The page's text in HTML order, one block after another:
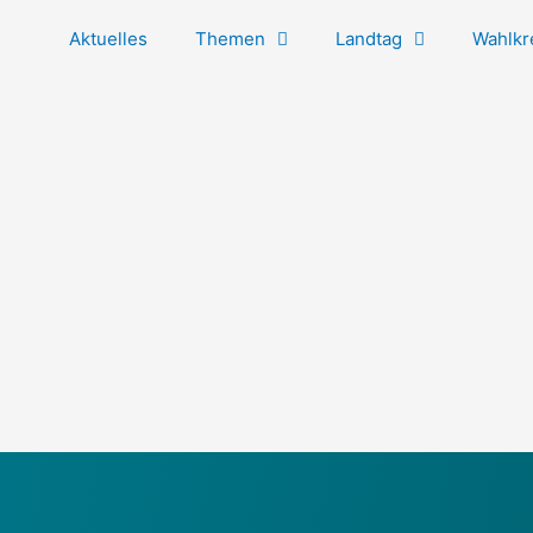
Aktuelles Themen Landtag